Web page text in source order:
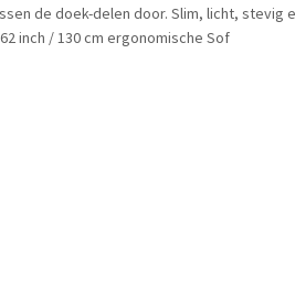
de doek-delen door. Slim, licht, stevig
inch / 130 cm ergonomische Sof